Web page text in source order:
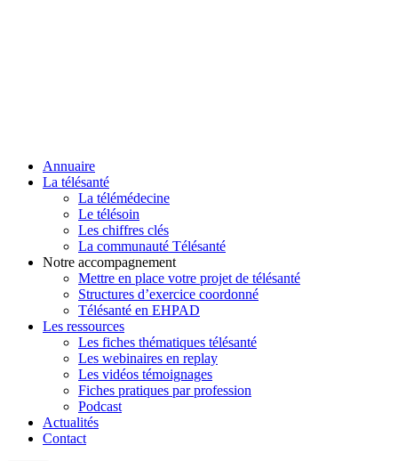
Annuaire
La télésanté
La télémédecine
Le télésoin
Les chiffres clés
La communauté Télésanté
Notre accompagnement
Mettre en place votre projet de télésanté
Structures d’exercice coordonné
Télésanté en EHPAD
Les ressources
Les fiches thématiques télésanté
Les webinaires en replay
Les vidéos témoignages
Fiches pratiques par profession
Podcast
Actualités
Contact